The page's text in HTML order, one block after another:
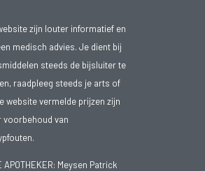
zijn louter informatief en
medisch advies. Je dient bij
steeds de bijsluiter te
raadpleeg steeds je arts of
website vermelde prijzen zijn
voorbehoud van
APOTHEKER: Meysen Patrick